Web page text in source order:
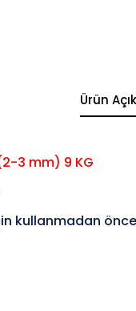
Ürün
3 mm) 9 KG
kullanmadan